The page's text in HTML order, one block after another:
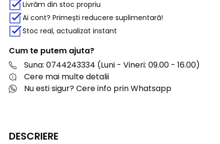
Livrăm din stoc propriu
Ai cont? Primești reducere suplimentară!
Stoc real, actualizat instant
Cum te putem ajuta?
Suna: 0744243334 (Luni - Vineri: 09.00 - 16.00)
Cere mai multe detalii
Nu esti sigur? Cere info prin Whatsapp
DESCRIERE